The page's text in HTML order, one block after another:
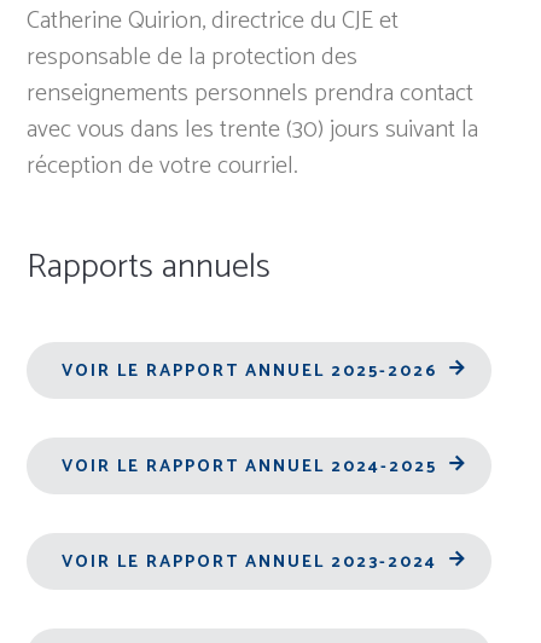
Catherine Quirion, directrice du CJE et
responsable de la protection des
renseignements personnels prendra contact
avec vous dans les trente (30) jours suivant la
réception de votre courriel.
Rapports annuels
VOIR LE RAPPORT ANNUEL 2025-2026
VOIR LE RAPPORT ANNUEL 2024-2025
VOIR LE RAPPORT ANNUEL 2023-2024